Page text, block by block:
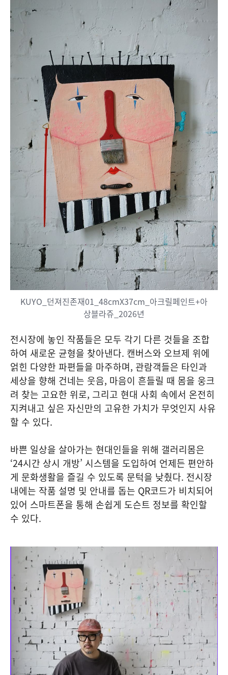
KUYO_던져진존재01_48cmX37cm_아크릴페인트+아
상블라쥬_2026년
전시장에 놓인 작품들은 모두 각기 다른 것들을 조합
하여 새로운 균형을 찾아낸다. 캔버스와 오브제 위에
얽힌 다양한 파편들을 마주하며, 관람객들은 타인과
세상을 향해 건네는 웃음, 마음이 흔들릴 때 몸을 웅크
려 찾는 고요한 위로, 그리고 현대 사회 속에서 온전히
지켜내고 싶은 자신만의 고유한 가치가 무엇인지 사유
할 수 있다.
바쁜 일상을 살아가는 현대인들을 위해 갤러리몸은
‘24시간 상시 개방’ 시스템을 도입하여 언제든 편안하
게 문화생활을 즐길 수 있도록 문턱을 낮췄다. 전시장
내에는 작품 설명 및 안내를 돕는 QR코드가 비치되어
있어 스마트폰을 통해 손쉽게 도슨트 정보를 확인할
수 있다.